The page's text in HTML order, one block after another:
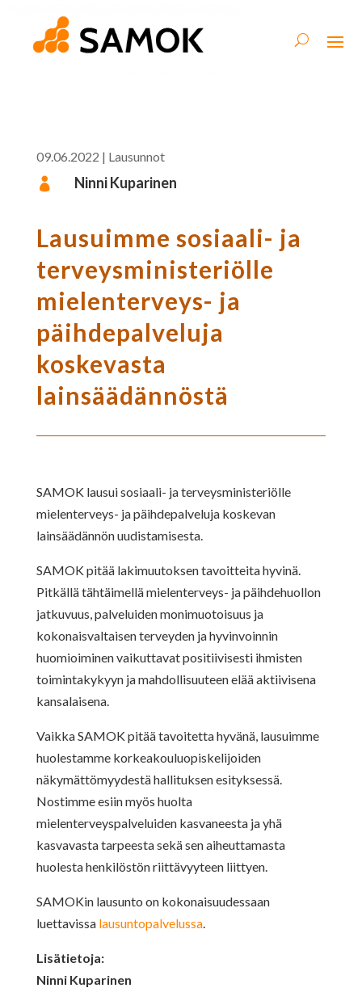
09.06.2022 | Lausunnot
 Ninni Kuparinen
Lausuimme sosiaali- ja
terveysministeriölle
mielenterveys- ja
päihdepalveluja
koskevasta
lainsäädännöstä
SAMOK lausui sosiaali- ja terveysministeriölle
mielenterveys- ja päihdepalveluja koskevan
lainsäädännön uudistamisesta.
SAMOK pitää lakimuutoksen tavoitteita hyvinä.
Pitkällä tähtäimellä mielenterveys- ja päihdehuollon
jatkuvuus, palveluiden monimuotoisuus ja
kokonaisvaltaisen terveyden ja hyvinvoinnin
huomioiminen vaikuttavat positiivisesti ihmisten
toimintakykyyn ja mahdollisuuteen elää aktiivisena
kansalaisena.
Vaikka SAMOK pitää tavoitetta hyvänä, lausuimme
huolestamme korkeakouluopiskelijoiden
näkymättömyydestä hallituksen esityksessä.
Nostimme esiin myös huolta
mielenterveyspalveluiden kasvaneesta ja yhä
kasvavasta tarpeesta sekä sen aiheuttamasta
huolesta henkilöstön riittävyyteen liittyen.
SAMOKin lausunto on kokonaisuudessaan
luettavissa lausuntopalvelussa.
Lisätietoja:
Ninni Kuparinen